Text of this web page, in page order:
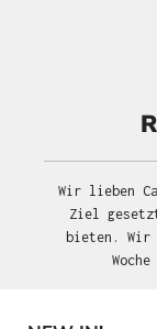
Wir lieben
Ziel
bieten. Wir